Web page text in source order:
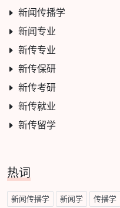
新闻传播学
新闻专业
新传专业
新传保研
新传考研
新传就业
新传留学
热词
新闻传播学 新闻学 传播学